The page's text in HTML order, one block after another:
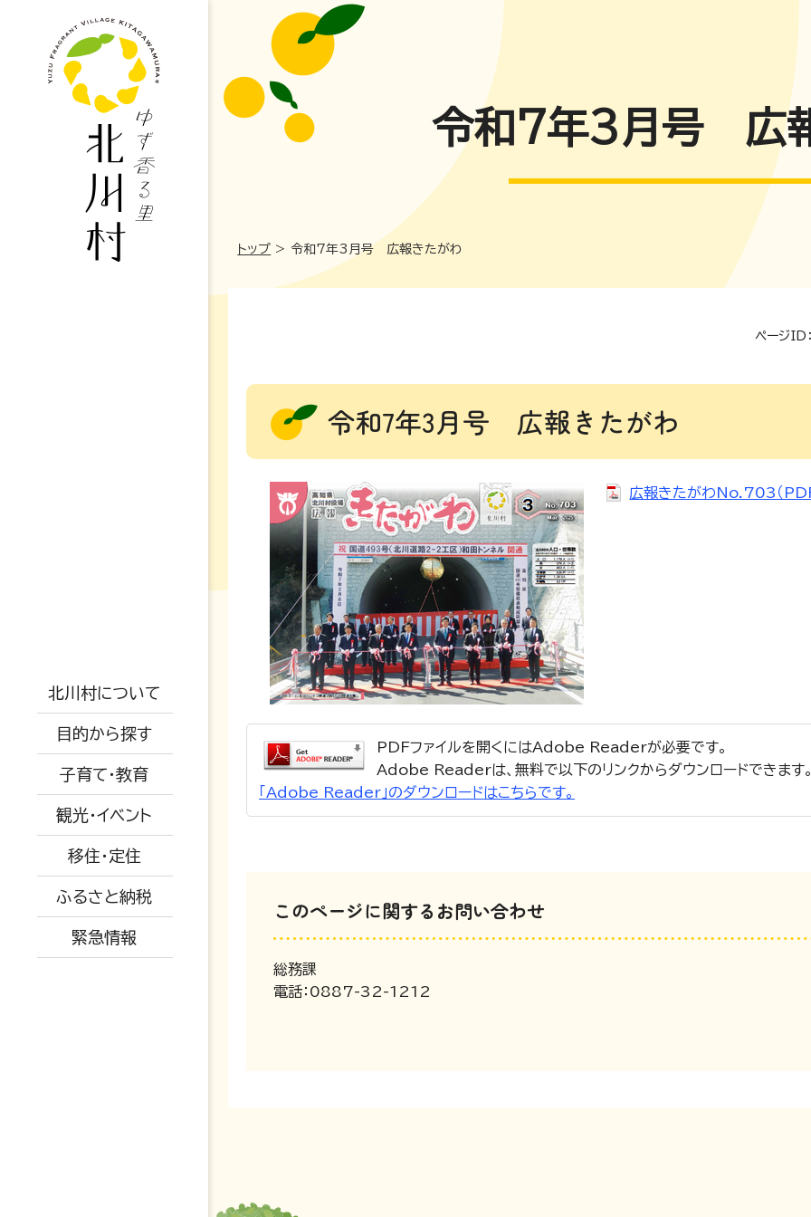
北川村について
地勢概要
交通アクセス
オープンデータに
広報きたがわ
目的から探す
戸籍・結婚・死亡
税金・年金・保険
健康・福祉
生活・環境・安全
子育て・教育
子育て・教育
妊娠・出産
高校・大学
支援制度
児童手当
保小中一体化
予防接種
小中学校
育児支援・相談
観光・イベント
観光情報
イベント情報
特産品紹介
移住・定住
仕事情報
空き家関係
移住者の声
移住関係
ふるさと納税
ふるさと納税
緊急情報
防災情報
防災マップ
被災情報
避難場所
道路情報
水道情報
令和7年3月号 広
トップ > 令和7年3月号 広報きたがわ
ページ
令和7年3月号 広報きたがわ
広報きたがわNo.703（
PDFファイルを開くにはAdobe Readerが必要です。
Adobe Readerは、無料で以下のリンクからダウンロードできます。
「Adobe Reader」のダウンロードはこちらです。
このページに関するお問い合わせ
総務課
電話：0887-32-1212